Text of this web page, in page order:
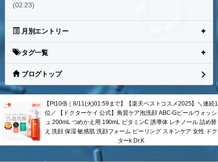
(02.23)
月別エントリー
タグ一覧
ブログトップ
【Pt10倍｜8/11(火)01:59まで】【楽天ベストコスメ2025】＼連続1
位／ 【ドクターケイ 公式】角質ケア泡洗顔 ABC-Gピールウォッシ
ュ 200mL つめかえ用 190mL ビタミンC 誘導体 レチノール 詰め替
え 洗顔 保湿 敏感肌 洗顔フォーム ピーリング スキンケア 女性 ドク
ターk Dr.K